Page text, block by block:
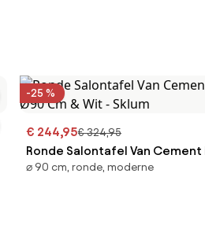
-25 %
€ 244,95€ 324,95
Ronde Salontafel Van Cement
Ø90 Cm & Wit - Sklum
⌀ 90 cm, ronde, moderne